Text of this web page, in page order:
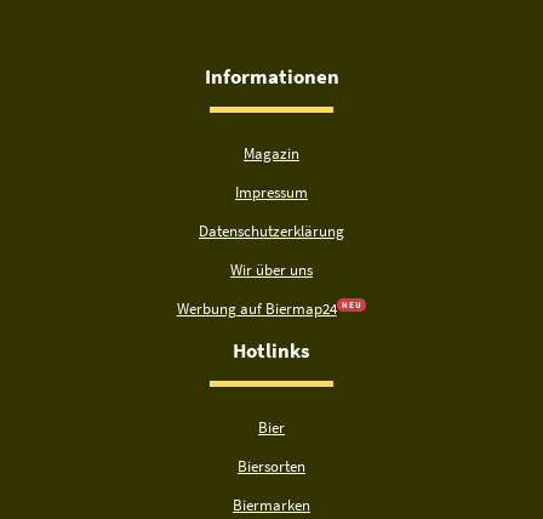
Informationen
Magazin
Impressum
Datenschutzerklärung
Wir über uns
Werbung auf Biermap24 N E U
Hotlinks
Bier
Biersorten
Biermarken